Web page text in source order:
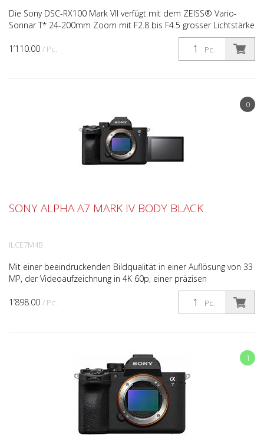
1’110.00 / Pc. Pc.
Die Sony DSC-RX100 Mark VII verfügt mit dem ZEISS® Vario-
Sonnar T* 24-200mm Zoom mit F2.8 bis F4.5 grosser Lichtstärke
und starker Vergrösserung. Die Kamera im Taschenfor...
0
1’898.00 / Pc. Pc.
SONY ALPHA A7 MARK IV BODY BLACK
ILCE7M4B
Mit einer beeindruckenden Bildqualität in einer Auflösung von 33
MP, der Videoaufzeichnung in 4K 60p, einer präzisen
Handhabung und schnellen Freigabefunktionen setzt die...
1